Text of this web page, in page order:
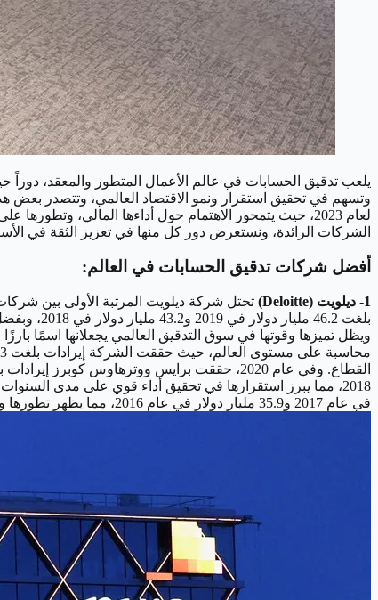
يلعب تدقيق الحسابات في عالم الأعمال المتطور والمعقد، دوراً
لعام 2023، حيث يتمحور الاهتمام حول أداءها المالي،
الشركات الرائدة، ونستعرض دور كل منها في تعزيز الثقة في
أفضل شركات تدقيق الحسابات في العالم:
1- ديلويت (Deloitte)
ويظل تميزها وقوتها في سوق التدقيق العالمي يجعلانها اسمًا
في عام 2017 و35.9 مليار دولار في عام 2016، مما يظهر تطورها واستمرار تحسن أدائها المالي. [caption id="attachment_4519" align="alignnone" width="1280"]